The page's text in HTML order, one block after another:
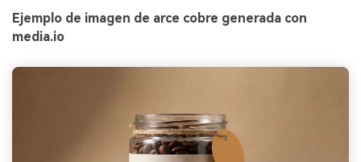
Ejemplo de imagen de arce cobre generada con
media.io